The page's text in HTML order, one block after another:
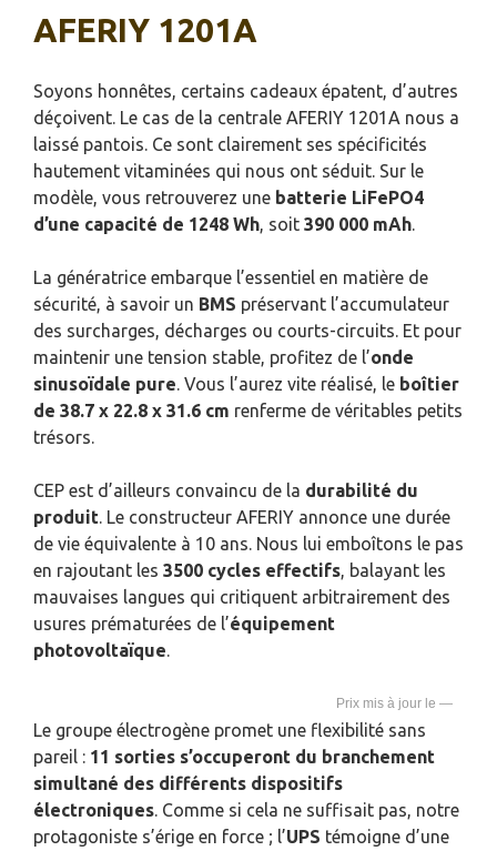
AFERIY 1201A
Soyons honnêtes, certains cadeaux épatent, d’autres
déçoivent. Le cas de la centrale AFERIY 1201A nous a
laissé pantois. Ce sont clairement ses spécificités
hautement vitaminées qui nous ont séduit. Sur le
modèle, vous retrouverez une batterie LiFePO4
d’une capacité de 1248 Wh, soit 390 000 mAh.
La génératrice embarque l’essentiel en matière de
sécurité, à savoir un BMS préservant l’accumulateur
des surcharges, décharges ou courts-circuits. Et pour
maintenir une tension stable, profitez de l’onde
sinusoïdale pure. Vous l’aurez vite réalisé, le boîtier
de 38.7 x 22.8 x 31.6 cm renferme de véritables petits
trésors.
CEP est d’ailleurs convaincu de la durabilité du
produit. Le constructeur AFERIY annonce une durée
de vie équivalente à 10 ans. Nous lui emboîtons le pas
en rajoutant les 3500 cycles effectifs, balayant les
mauvaises langues qui critiquent arbitrairement des
usures prématurées de l’équipement
photovoltaïque.
—
Le groupe électrogène promet une flexibilité sans
pareil : 11 sorties s’occuperont du branchement
simultané des différents dispositifs
électroniques. Comme si cela ne suffisait pas, notre
protagoniste s’érige en force ; l’UPS témoigne d’une